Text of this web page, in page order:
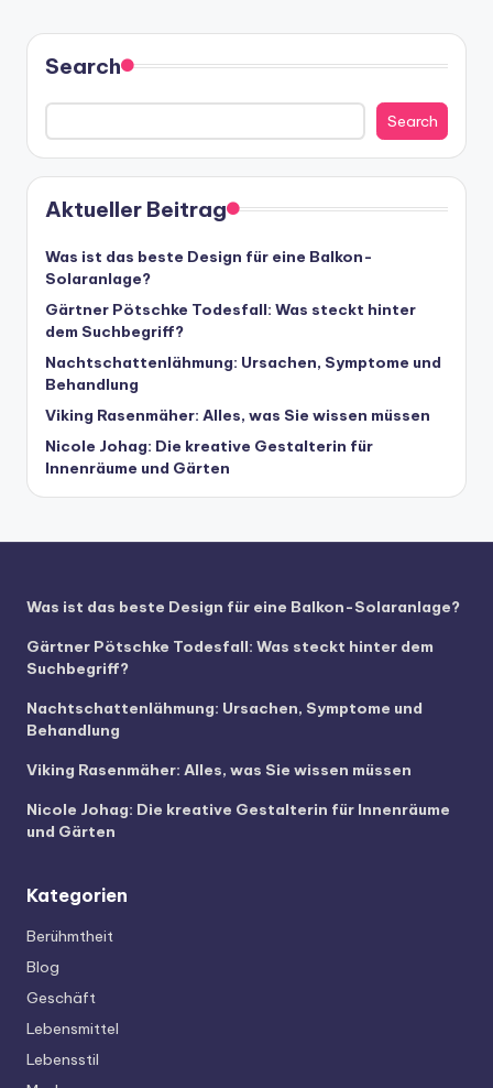
Search
Search
Aktueller Beitrag
Was ist das beste Design für eine Balkon-
Solaranlage?
Gärtner Pötschke Todesfall: Was steckt hinter
dem Suchbegriff?
Nachtschattenlähmung: Ursachen, Symptome und
Behandlung
Viking Rasenmäher: Alles, was Sie wissen müssen
Nicole Johag: Die kreative Gestalterin für
Innenräume und Gärten
Was ist das beste Design für eine Balkon-Solaranlage?
Gärtner Pötschke Todesfall: Was steckt hinter dem
Suchbegriff?
Nachtschattenlähmung: Ursachen, Symptome und
Behandlung
Viking Rasenmäher: Alles, was Sie wissen müssen
Nicole Johag: Die kreative Gestalterin für Innenräume
und Gärten
Kategorien
Berühmtheit
Blog
Geschäft
Lebensmittel
Lebensstil